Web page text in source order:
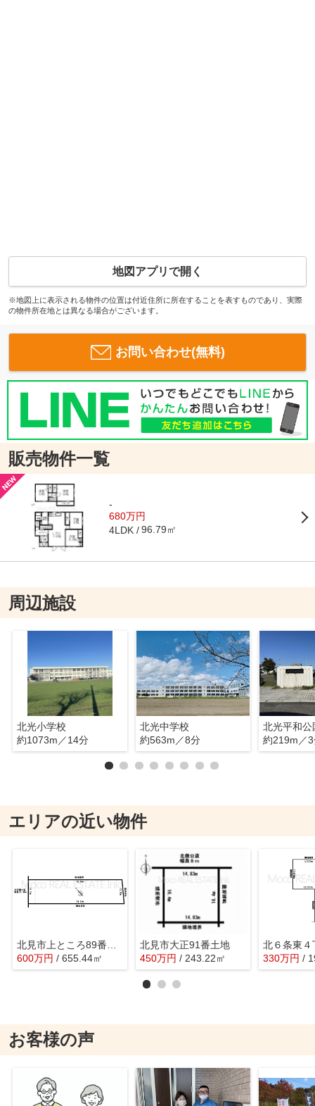
地図アプリで開く
※地図上に表示される物件の位置は付近住所に所在することを表すものであり、実際
の物件所在地とは異なる場合がございます。
お問い合わせ(無料)
販売物件一覧
-
680万円
4LDK 96.79㎡
周辺施設
北光小学校
約1073m／14分
北光中学校
約563m／8分
北光平和公
約219m／
エリアの近い物件
600万円 / 655.44㎡
北見市大正91番土地
450万円 / 243.22㎡
北６条東４
330万円 /
お客様の声